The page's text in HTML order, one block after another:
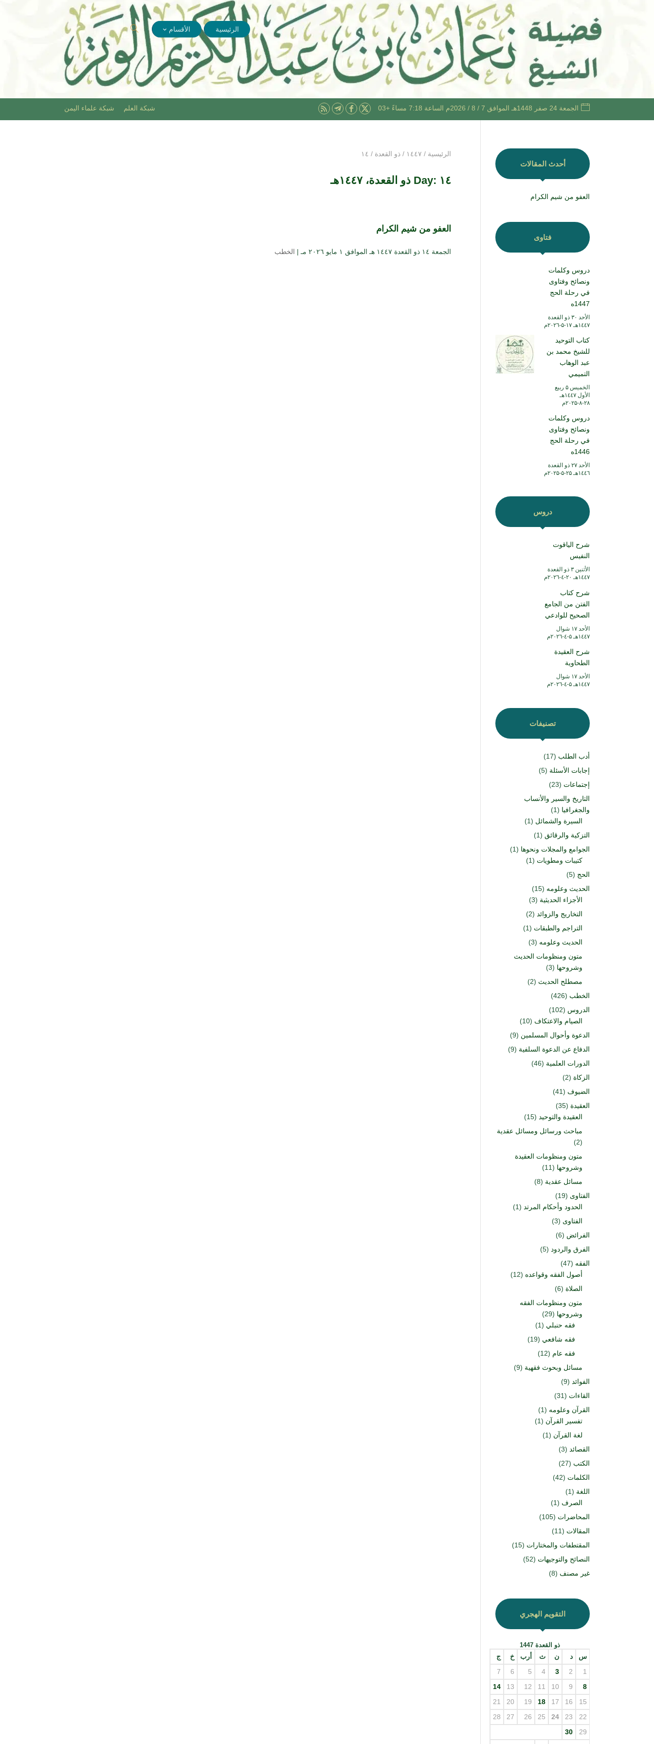
الرئيسية الأقسام
الجمعة 24 صفر 1448هـ الموافق 7 / 8 / 2026م الساعة 7:18 مساءً +03 شبكة العلم شبكة علماء اليمن
الرئيسية / ۱٤٤۷ / ذو القعدة / ۱٤
Day: ۱٤ ذو القعدة، ۱٤٤۷هـ
العفو من شيم الكرام
الجمعة ۱٤ ذو القعدة ۱٤٤۷ هـ الموافق ۱ مايو ۲۰۲٦ مـ | الخطب
أحدث المقالات
العفو من شيم الكرام
فتاوى
دروس وكلمات
ونصائح وفتاوى
في رحلة الحج
1447ه
الأحد ۳۰ ذو القعدة
۱٤٤۷هـ ۱۷-۵-۲۰۲٦م
كتاب التوحيد
للشيخ محمد بن
عبد الوهاب
التميمي
الخميس ۵ ربيع
الأول ۱٤٤۷هـ
۲۸-۸-۲۰۲۵م
دروس وكلمات
ونصائح وفتاوى
في رحلة الحج
1446ه
الأحد ۲۷ ذو القعدة
۱٤٤٦هـ ۲۵-۵-۲۰۲۵م
دروس
شرح الياقوت
النفيس
الأثنين ۳ ذو القعدة
۱٤٤۷هـ ۲۰-٤-۲۰۲٦م
شرح كتاب
الفتن من الجامع
الصحيح للوادعي
الأحد ۱۷ شوال
۱٤٤۷هـ ۵-٤-۲۰۲٦م
شرح العقيدة
الطحاوية
الأحد ۱۷ شوال
۱٤٤۷هـ ۵-٤-۲۰۲٦م
تصنيفات
أدب الطلب (17)
إجابات الأسئلة (5)
إجتماعات (23)
التاريخ والسير والأنساب
والجغرافيا (1)
السيرة والشمائل (1)
التزكية والرقائق (1)
الجوامع والمجلات ونحوها (1)
كتيبات ومطويات (1)
الحج (5)
الحديث وعلومه (15)
الأجزاء الحديثية (3)
التخاريج والزوائد (2)
التراجم والطبقات (1)
الحديث وعلومه (3)
متون ومنظومات الحديث
وشروحها (3)
مصطلح الحديث (2)
الخطب (426)
الدروس (102)
الصيام والاعتكاف (10)
الدعوة وأحوال المسلمين (9)
الدفاع عن الدعوة السلفية (9)
الدورات العلمية (46)
الزكاة (2)
الضيوف (41)
العقيدة (35)
العقيدة والتوحيد (15)
مباحث ورسائل ومسائل عقدية
(2)
متون ومنظومات العقيدة
وشروحها (11)
مسائل عقدية (8)
الفتاوى (19)
الحدود وأحكام المرتد (1)
الفتاوى (3)
الفرائض (6)
الفرق والردود (5)
الفقه (47)
أصول الفقه وقواعده (12)
الصلاة (6)
متون ومنظومات الفقه
وشروحها (29)
فقه حنبلي (1)
فقه شافعي (19)
فقه عام (12)
مسائل وبحوث فقهية (9)
الفوائد (9)
القاءات (31)
القرآن وعلومه (1)
تفسير القرآن (1)
لغة القرآن (1)
القصائد (3)
الكتب (27)
الكلمات (42)
اللغة (1)
الصرف (1)
المحاضرات (105)
المقالات (11)
المقتطفات والمختارات (15)
النصائح والتوجيهات (52)
غير مصنف (8)
التقويم الهجري
ذو القعدة 1447
س د ن ث أرب خ ج
1
2
3
4
5
6
7
8
9
10
11
12
13
14
15
16
17
18
19
20
21
22
23
24
25
26
27
28
29
30